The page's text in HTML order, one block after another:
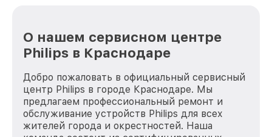
О нашем сервисном центре
Philips в Краснодаре
Добро пожаловать в официальный сервисный
центр Philips в городе Краснодаре. Мы
предлагаем профессиональный ремонт и
обслуживание устройств Philips для всех
жителей города и окрестностей. Наша